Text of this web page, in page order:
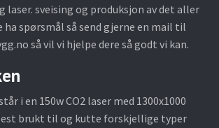
laser. sveising og produksjon av det aller
ha spørsmål så send gjerne en mail til
så vil vi hjelpe dere så godt vi kan.
i en 150w CO2 laser med 1300x1000
brukt til og kutte forskjellige typer